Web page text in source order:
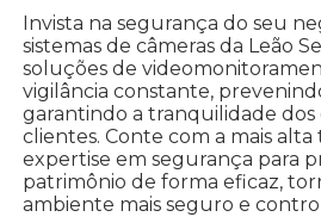
Invista na segurança do seu
sistemas de câmeras da Leão
soluções de
vigilância constante,
garantindo a tranquilidade dos
clientes. Conte com a mais
expertise em segurança para
patrimônio de forma eficaz,
ambiente mais seguro e